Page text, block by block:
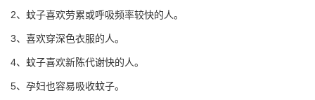
2、蚊子喜欢劳累或呼吸频率较快的人。
3、喜欢穿深色衣服的人。
4、蚊子喜欢新陈代谢快的人。
5、孕妇也容易吸收蚊子。